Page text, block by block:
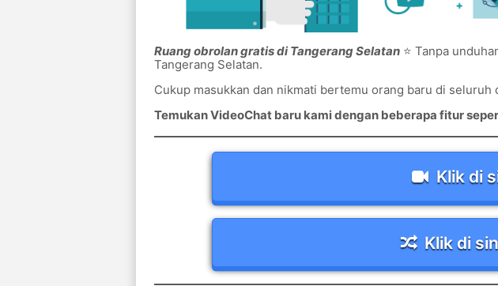
Ruang obrolan gratis di Tangerang Selatan⭐ Tanpa
Tangerang Selatan.
Cukup masukkan dan nikmati bertemu orang baru di seluruh
Temukan VideoChat baru kami dengan beberapa fitur
Klik di
Klik di